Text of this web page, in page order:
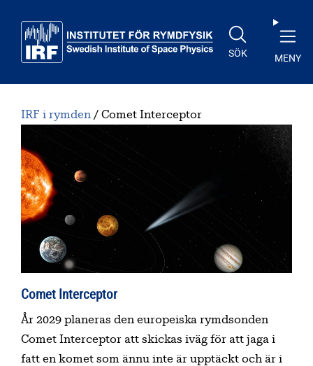
SÖK MENY
IRF i rymden Comet Interceptor
Comet Interceptor
Innehållsförteckning
År 2029 planeras den europeiska rymdsonden
Comet Interceptor att skickas iväg för att jaga i
fatt en komet som ännu inte är upptäckt och är i